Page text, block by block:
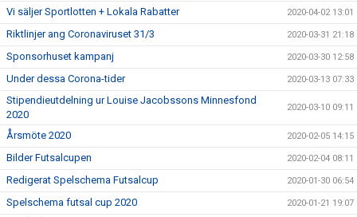
Vi säljer Sportlotten + Lokala Rabatter 2020-04-02 13:01
Riktlinjer ang Coronaviruset 31/3 2020-03-31 21:18
Sponsorhuset kampanj 2020-03-30 12:58
Under dessa Corona-tider 2020-03-13 07:33
Stipendieutdelning ur Louise Jacobssons Minnesfond
2020
2020-03-10 09:11
Årsmöte 2020 2020-02-05 14:15
Bilder Futsalcupen 2020-02-04 08:11
Redigerat Spelschema Futsalcup 2020-01-30 06:54
Spelschema futsal cup 2020 2020-01-21 19:07